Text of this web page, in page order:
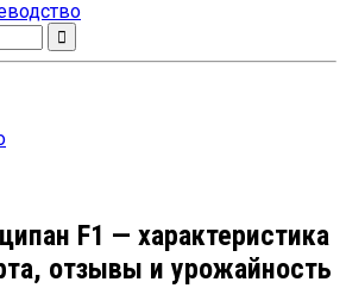
огород, фермерство и птицеводство
F1 — характеристика
отзывы и урожайность